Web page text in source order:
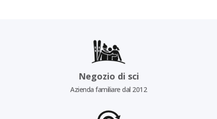
Negozio di sci
Azienda familiare dal 2012